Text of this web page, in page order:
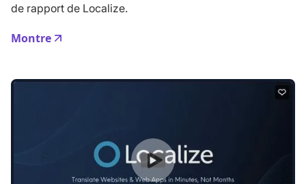
de rapport de Localize.
Montre